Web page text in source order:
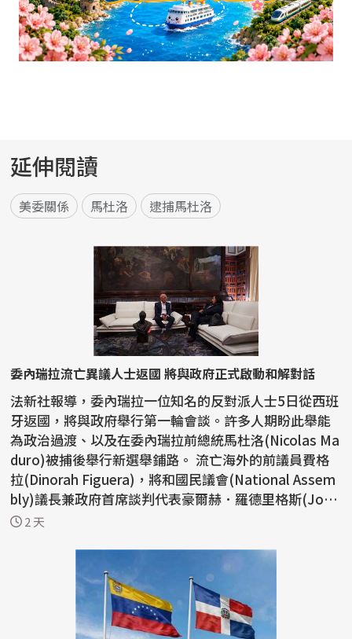
延伸閱讀
美委關係 馬杜洛 逮捕馬杜洛
委內瑞拉流亡異議人士返國 將與政府正式啟動和解對話
法新社報導，委內瑞拉一位知名的反對派人士5日從西班
牙返國，將與政府舉行第一輪會談。許多人期盼此舉能
為政治過渡、以及在委內瑞拉前總統馬杜洛(Nicolas Ma
duro)被捕後舉行新選舉鋪路。 流亡海外的前議員費格
拉(Dinorah Figuera)，將和國民議會(National Assem
bly)議長兼政府首席談判代表豪爾赫．羅德里格斯(Jorg
e ...2 天